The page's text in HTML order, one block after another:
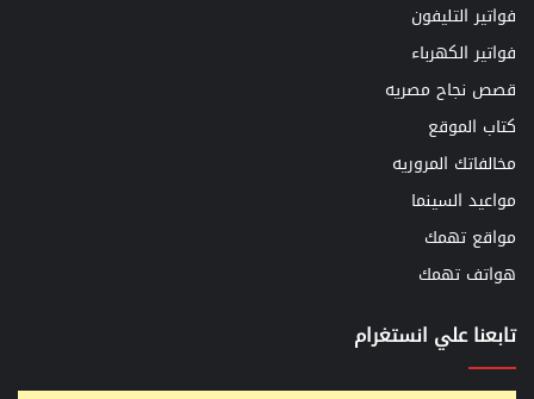
فواتير التليفون
فواتير الكهرباء
قصص نجاح مصريه
كتاب الموقع
مخالفاتك المروريه
مواعيد السينما
مواقع تهمك
هواتف تهمك
تابعنا علي انستغرام